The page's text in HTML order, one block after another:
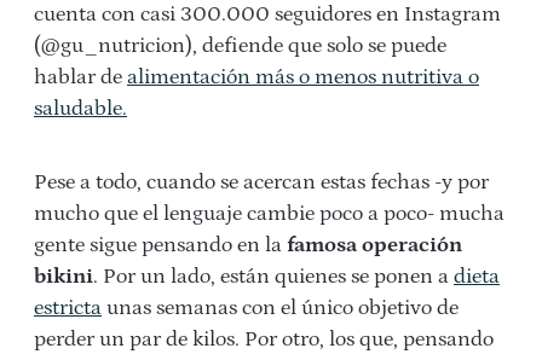
cuenta con casi 300.000 seguidores en Instagram
(@gu_nutricion), defiende que solo se puede
hablar de alimentación más o menos nutritiva o
saludable.
Pese a todo, cuando se acercan estas fechas -y por
mucho que el lenguaje cambie poco a poco- mucha
gente sigue pensando en la famosa operación
bikini. Por un lado, están quienes se ponen a dieta
estricta unas semanas con el único objetivo de
perder un par de kilos. Por otro, los que, pensando